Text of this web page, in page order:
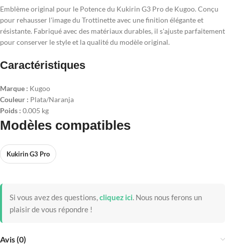
Emblème original pour le Potence du Kukirin G3 Pro de Kugoo. Conçu
pour rehausser l'image du Trottinette avec une finition élégante et
résistante. Fabriqué avec des matériaux durables, il s'ajuste parfaitement
pour conserver le style et la qualité du modèle original.
Caractéristiques
Marque : Kugoo
Couleur : Plata/Naranja
Poids : 0.005 kg
Modèles compatibles
Kukirin G3 Pro
Si vous avez des questions,cliquez ici. Nous nous ferons un
plaisir de vous répondre !
Avis (0)